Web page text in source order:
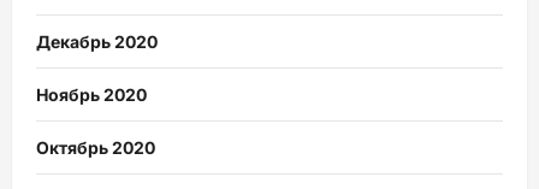
Декабрь 2020
Ноябрь 2020
Октябрь 2020